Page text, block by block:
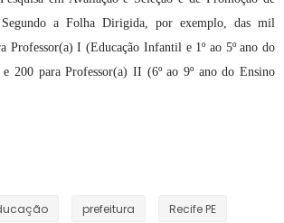
Segundo a Folha Dirigida, por exemplo, das mil
Professor(a) I (Educação Infantil e 1º ao 5º ano do
e 200 para Professor(a) II (6º ao 9º ano do Ensino
prefeitura Recife PE